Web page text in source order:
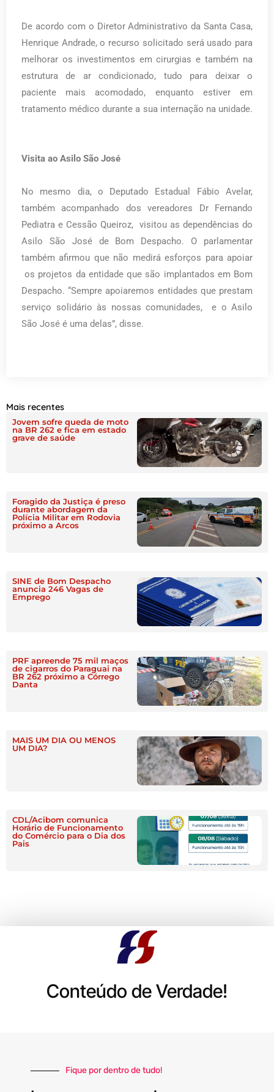
De acordo com o Diretor Administrativo da Santa Casa,
Henrique Andrade, o recurso solicitado será usado para
melhorar os investimentos em cirurgias e também na
estrutura de ar condicionado, tudo para deixar o
paciente mais acomodado, enquanto estiver em
tratamento médico durante a sua internação na unidade.
Visita ao Asilo São José
No mesmo dia, o Deputado Estadual Fábio Avelar,
também acompanhado dos vereadores Dr Fernando
Pediatra e Cessão Queiroz, visitou as dependências do
Asilo São José de Bom Despacho. O parlamentar
também afirmou que não medirá esforços para apoiar
os projetos da entidade que são implantados em Bom
Despacho. “Sempre apoiaremos entidades que prestam
serviço solidário às nossas comunidades, e o Asilo
São José é uma delas”, disse.
Mais recentes
Jovem sofre queda de moto
na BR 262 e fica em estado
grave de saúde
Foragido da Justiça é preso
durante abordagem da
Polícia Militar em Rodovia
próximo a Arcos
SINE de Bom Despacho
anuncia 246 Vagas de
Emprego
PRF apreende 75 mil maços
de cigarros do Paraguai na
BR 262 próximo a Córrego
Danta
MAIS UM DIA OU MENOS
UM DIA?
CDL/Acibom comunica
Horário de Funcionamento
do Comércio para o Dia dos
Pais
Conteúdo de Verdade!
Fique por dentro de tudo!